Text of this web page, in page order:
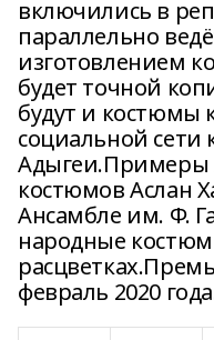
включились в
параллельно
изготовлением
будет точной
будут и костюмы
социальной сети
Адыгеи.Примеры
костюмов Аслан
Ансамбле им. Ф.
народные
февраль 2020